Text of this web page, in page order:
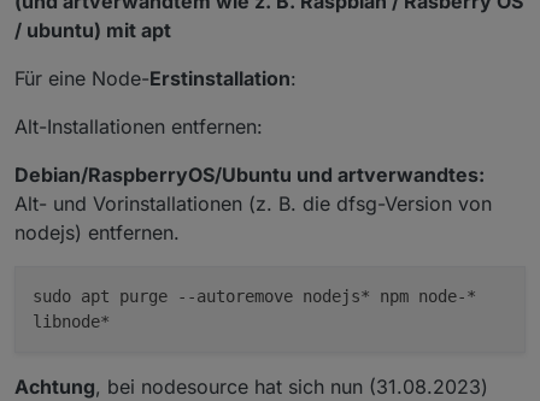
/ ubuntu) mit apt
Für eine Node-Erstinstallation:
Alt-Installationen entfernen:
Debian/RaspberryOS/Ubuntu und artverwandtes:
Alt- und Vorinstallationen (z. B. die dfsg-Version von
nodejs) entfernen.
sudo apt purge --autoremove nodejs* npm node-*
libnode*
Achtung, bei nodesource hat sich nun (31.08.2023)